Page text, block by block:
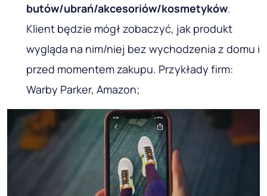
butów/ubrań/akcesoriów/kosmetyków.
Klient będzie mógł zobaczyć, jak produkt
wygląda na nim/niej bez wychodzenia z domu i
przed momentem zakupu. Przykłady firm:
Warby Parker, Amazon;